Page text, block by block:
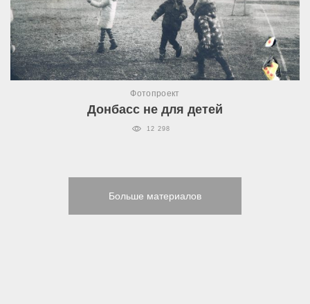
Фотопроект
Донбасс не для детей
12 298
Больше материалов